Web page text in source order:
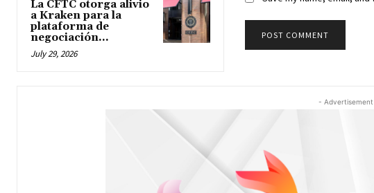
La CFTC otorga alivio
a Kraken para la
plataforma de
negociación...
July 29, 2026
-